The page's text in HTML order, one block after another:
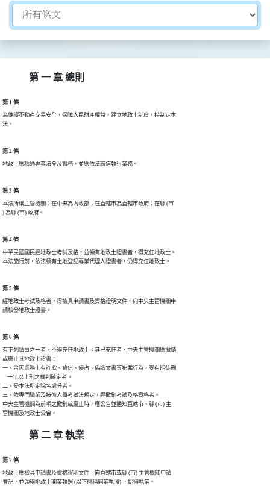
切換選擇法規資訊內容
第 一 章 總則
第 1 條
為維護不動產交易安全，保障人民財產權益，建立地政士制度，特制定本
法。
第 2 條
地政士應精通專業法令及實務，並應依法誠信執行業務。
第 3 條
本法所稱主管機關：在中央為內政部；在直轄市為直轄市政府；在縣 (市
) 為縣 (市) 政府。
第 4 條
中華民國國民經地政士考試及格，並領有地政士證書者，得充任地政士。
本法施行前，依法領有土地登記專業代理人證書者，仍得充任地政士。
第 5 條
經地政士考試及格者，得檢具申請書及資格證明文件，向中央主管機關申
請核發地政士證書。
第 6 條
有下列情事之一者，不得充任地政士；其已充任者，中央主管機關應撤銷
或廢止其地政士證書：
一、曾因業務上有詐欺、背信、侵占、偽造文書等犯罪行為，受有期徒刑
    一年以上刑之裁判確定者。
二、受本法所定除名處分者。
三、依專門職業及技術人員考試法規定，經撤銷考試及格資格者。
中央主管機關為前項之撤銷或廢止時，應公告並通知直轄市、縣 (市) 主
管機關及地政士公會。
第 二 章 執業
第 7 條
地政士應檢具申請書及資格證明文件，向直轄市或縣 (市) 主管機關申請
登記，並領得地政士開業執照 (以下簡稱開業執照) ，始得執業。